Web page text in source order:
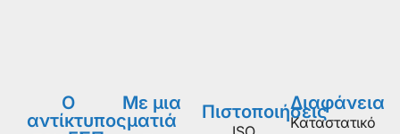
Ο
αντίκτυπος
Με μια
ματιά
ΠιστοποιήσειςΔιαφάνεια
Καταστατικό